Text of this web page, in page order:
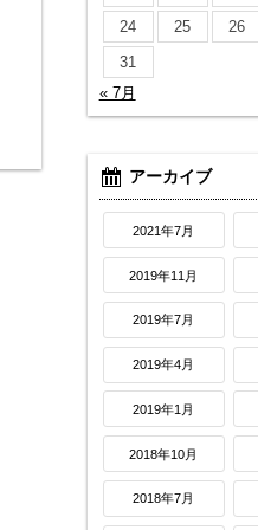
24 25 26
31
« 7月
アーカイブ
2021年7月
2019年11月
2019年7月
2019年4月
2019年1月
2018年10月
2018年7月